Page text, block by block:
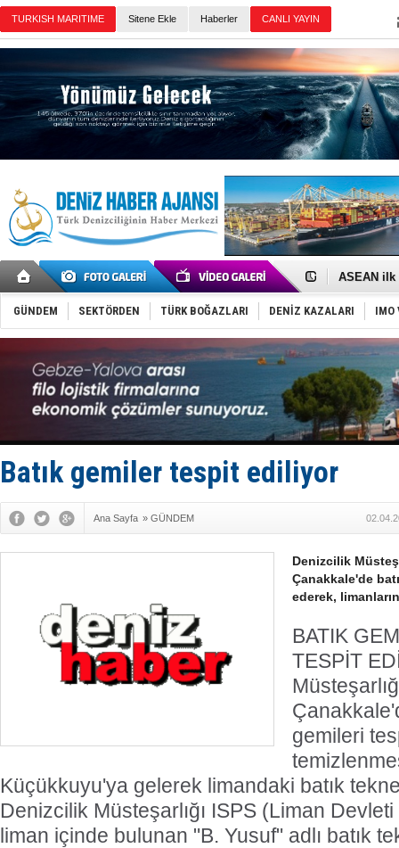
TURKISH MARITIME Sitene Ekle Haberler CANLI YAYIN
D-Marin,
ASEAN ilk
TAYK -
İstanbul
Tersane
İngiliz
FESCO,
DESE,
35 milyon
İnsansız
GÜNDEM SEKTÖRDEN TÜRK BOĞAZLARI DENİZ KAZALARI IMO
Batık gemiler tespit ediliyor
Ana Sayfa » GÜNDEM
Denizcilik
Çanakkale'de
ederek,
BATIK
TESPİT
gemileri
Küçükkuyu'ya gelerek limandaki batık
Denizcilik Müsteşarlığı ISPS (Liman
liman içinde bulunan "B. Yusuf" adlı batık